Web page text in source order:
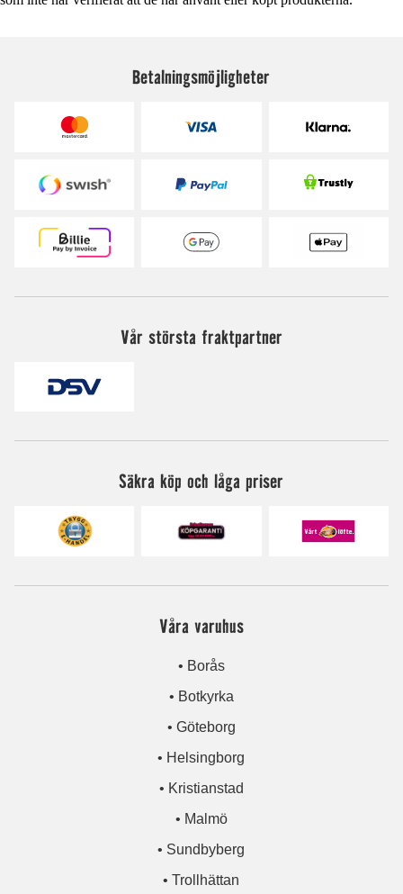
Betalningsmöjligheter
Vår största fraktpartner
Säkra köp och låga priser
Våra varuhus
• Borås
• Botkyrka
• Göteborg
• Helsingborg
• Kristianstad
• Malmö
• Sundbyberg
• Trollhättan